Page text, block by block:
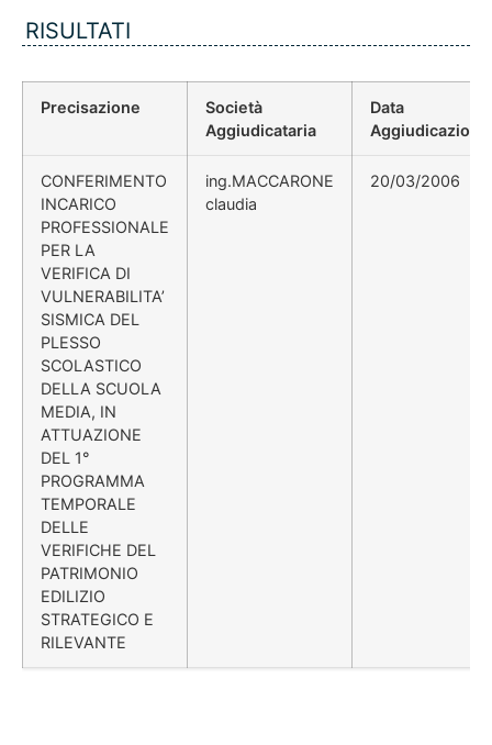
RISULTATI
Precisazione
Società
Aggiudicataria
Data
Aggiudicazione
CONFERIMENTO
INCARICO
PROFESSIONALE
PER LA
VERIFICA DI
VULNERABILITA’
SISMICA DEL
PLESSO
SCOLASTICO
DELLA SCUOLA
MEDIA, IN
ATTUAZIONE
DEL 1°
PROGRAMMA
TEMPORALE
DELLE
VERIFICHE DEL
PATRIMONIO
EDILIZIO
STRATEGICO E
RILEVANTE
ing.MACCARONE
claudia
20/03/2006